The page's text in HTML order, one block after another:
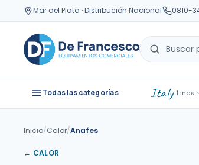
Mar del Plata · Distribución Nacional 0810-
Todas las categorías Italy· Línea
Inicio/Calor/Anafes
← CALOR